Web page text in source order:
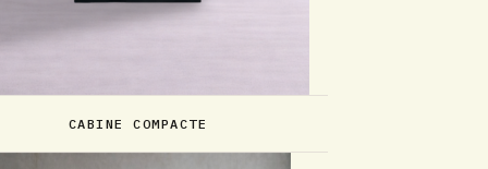
CABINE COMPACTE